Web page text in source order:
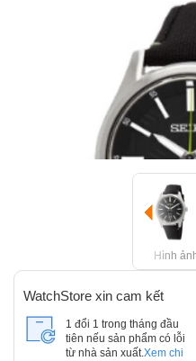
Hình
WatchStore xin cam kết
1 đổi 1 trong tháng đầu
tiên nếu sản phẩm có lỗi
từ nhà sản xuất. Xem chi